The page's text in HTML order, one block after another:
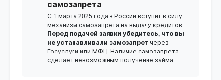
самозапрета
С 1 марта 2025 года в России вступит в силу
механизм самозапрета на выдачу кредитов.
Перед подачей заявки убедитесь, что вы
не устанавливали самозапрет через
Госуслуги или МФЦ. Наличие самозапрета
сделает невозможным получение займа.